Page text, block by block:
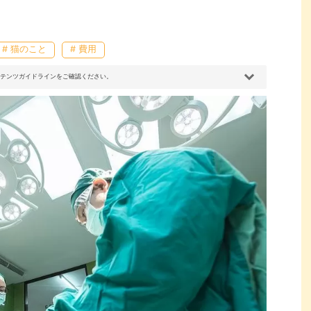
# 猫のこと # 費用
ツガイドラインをご確認ください。